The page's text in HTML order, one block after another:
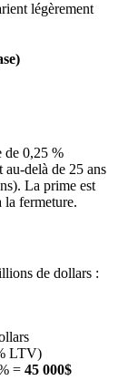
légèrement
de 0,25 %
au-delà de 25 ans
La prime est
la fermeture.
de dollars :
LTV)
= 45 000$